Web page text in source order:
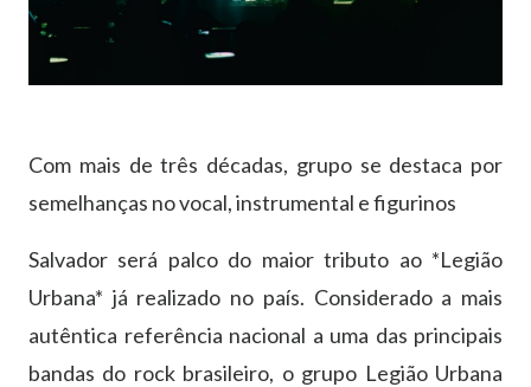
Com mais de três décadas, grupo se destaca por
semelhanças no vocal, instrumental e figurinos
Salvador será palco do maior tributo ao *Legião
Urbana* já realizado no país. Considerado a mais
autêntica referência nacional a uma das principais
bandas do rock brasileiro, o grupo Legião Urbana